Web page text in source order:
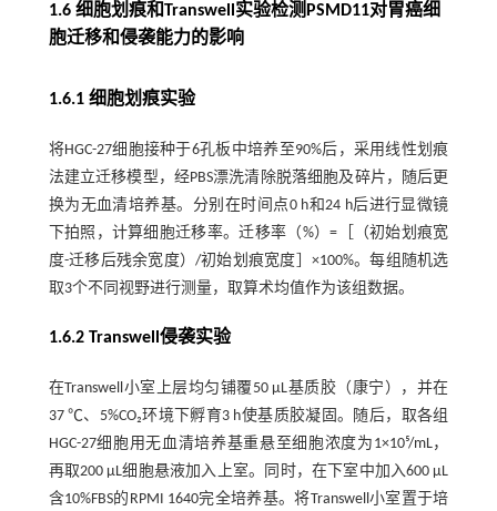
1.6 细胞划痕和Transwell实验检测PSMD11对胃癌细
胞迁移和侵袭能力的影响
1.6.1 细胞划痕实验
将HGC-27细胞接种于6孔板中培养至90%后，采用线性划痕
法建立迁移模型，经PBS漂洗清除脱落细胞及碎片，随后更
换为无血清培养基。分别在时间点0 h和24 h后进行显微镜
下拍照，计算细胞迁移率。迁移率（%）=［（初始划痕宽
度-迁移后残余宽度）/初始划痕宽度］×100%。每组随机选
取3个不同视野进行测量，取算术均值作为该组数据。
1.6.2 Transwell侵袭实验
在Transwell小室上层均匀铺覆50 μL基质胶（康宁），并在
37 ℃、5%CO₂环境下孵育3 h使基质胶凝固。随后，取各组
HGC-27细胞用无血清培养基重悬至细胞浓度为1×10⁵/mL，
再取200 μL细胞悬液加入上室。同时，在下室中加入600 μL
含10%FBS的RPMI 1640完全培养基。将Transwell小室置于培